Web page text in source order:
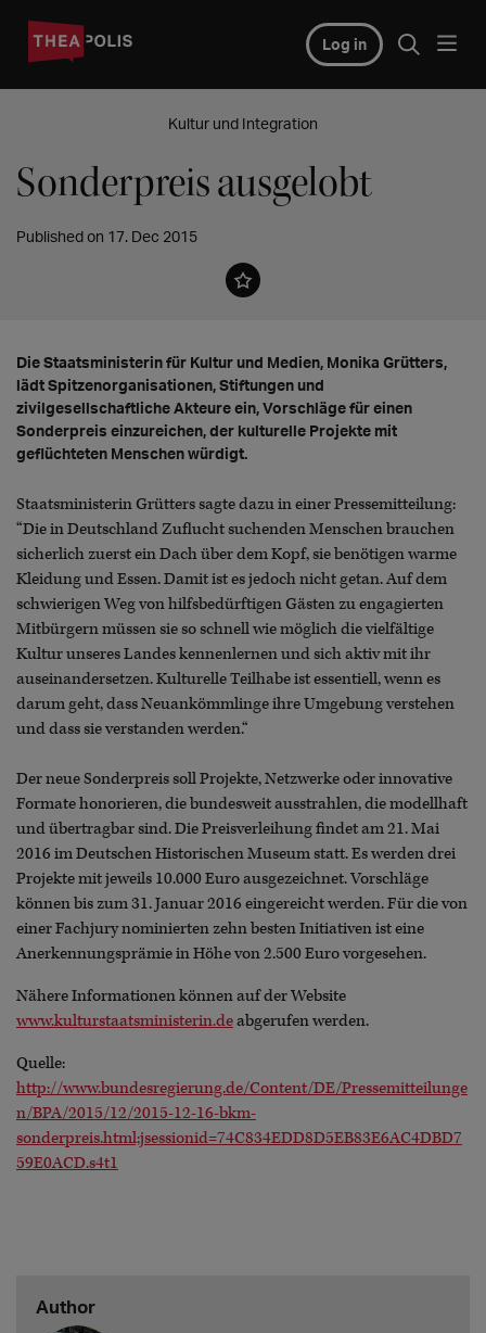
Log in
Kultur und Integration
Sonderpreis ausgelobt
Published on 17. Dec 2015
Die Staatsministerin für Kultur und Medien, Monika Grütters,
lädt Spitzenorganisationen, Stiftungen und
zivilgesellschaftliche Akteure ein, Vorschläge für einen
Sonderpreis einzureichen, der kulturelle Projekte mit
geflüchteten Menschen würdigt.
Staatsministerin Grütters sagte dazu in einer Pressemitteilung:
“Die in Deutschland Zuflucht suchenden Menschen brauchen
sicherlich zuerst ein Dach über dem Kopf, sie benötigen warme
Kleidung und Essen. Damit ist es jedoch nicht getan. Auf dem
schwierigen Weg von hilfsbedürftigen Gästen zu engagierten
Mitbürgern müssen sie so schnell wie möglich die vielfältige
Kultur unseres Landes kennenlernen und sich aktiv mit ihr
auseinandersetzen. Kulturelle Teilhabe ist essentiell, wenn es
darum geht, dass Neuankömmlinge ihre Umgebung verstehen
und dass sie verstanden werden.“
Der neue Sonderpreis soll Projekte, Netzwerke oder innovative
Formate honorieren, die bundesweit ausstrahlen, die modellhaft
und übertragbar sind. Die Preisverleihung findet am 21. Mai
2016 im Deutschen Historischen Museum statt. Es werden drei
Projekte mit jeweils 10.000 Euro ausgezeichnet. Vorschläge
können bis zum 31. Januar 2016 eingereicht werden. Für die von
einer Fachjury nominierten zehn besten Initiativen ist eine
Anerkennungsprämie in Höhe von 2.500 Euro vorgesehen.
Nähere Informationen können auf der Website
www.kulturstaatsministerin.deabgerufen werden.
Quelle:
http://www.bundesregierung.de/Content/DE/Pressemitteilunge
n/BPA/2015/12/2015-12-16-bkm-
sonderpreis.html;jsessionid=74C834EDD8D5EB83E6AC4DBD7
59E0ACD.s4t1
Author